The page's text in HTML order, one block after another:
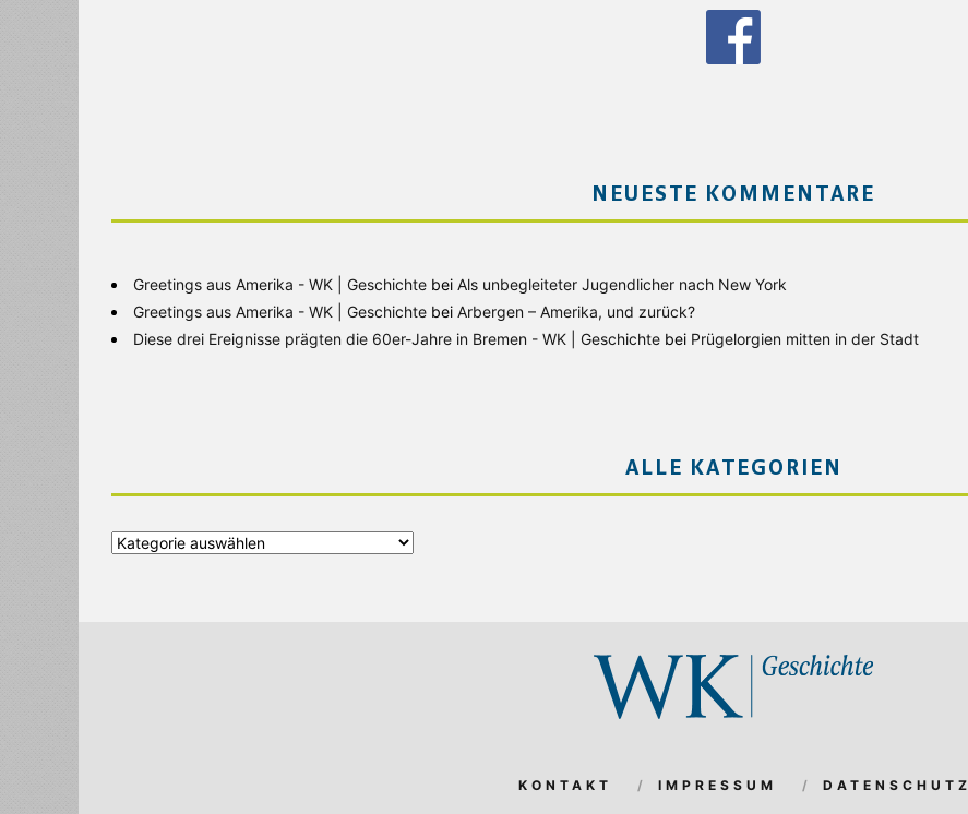
NEUESTE KOMMENTARE
Greetings aus Amerika - WK | Geschichte bei Als unbegleiteter Jugendlicher nach New York
Greetings aus Amerika - WK | Geschichte bei Arbergen – Amerika, und zurück?
Diese drei Ereignisse prägten die 60er-Jahre in Bremen - WK | Geschichte bei Prügelorgien mitten in der Stadt
ALLE KATEGORIEN
Alle
KONTAKT IMPRESSUM DATENSCHUTZ